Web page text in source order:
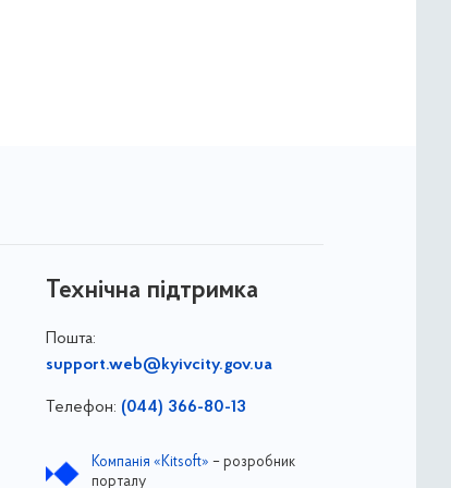
Технічна підтримка
Пошта:
support.web@kyivcity.gov.ua
Телефон: (044) 366-80-13
Компанія «Kitsoft» – розробник
порталу